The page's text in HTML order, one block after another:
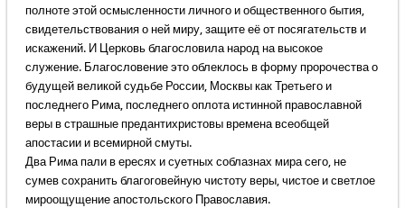
полноте этой осмысленности личного и общественного бытия,
свидетельствования о ней миру, защите её от посягательств и
искажений. И Церковь благословила народ на высокое
служение. Благословение это облеклось в форму пророчества о
будущей великой судьбе России, Москвы как Третьего и
последнего Рима, последнего оплота истинной православной
веры в страшные предантихристовы времена всеобщей
апостасии и всемирной смуты.
Два Рима пали в ересях и суетных соблазнах мира сего, не
сумев сохранить благоговейную чистоту веры, чистое и светлое
мироощущение апостольского Православия.